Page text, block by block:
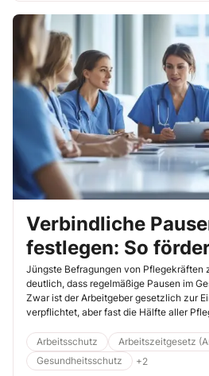
Verbindliche
festlegen: So
Gesundheit und
Ihrer Beschäftigten
Jüngste Befragungen von Pflegekräften
deutlich, dass regelmäßige Pausen im
Zwar ist der Arbeitgeber gesetzlich zur
verpflichtet, aber fast die Hälfte aller
bedeutet und was Sie dagegen tun
Arbeitsschutz Arbeitszeitgesetz
Gesundheitsschutz
+2